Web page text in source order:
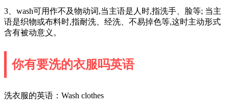
3、wash可用作不及物动词,当主语是人时,指洗手、脸等; 当主
语是织物或布料时,指耐洗、经洗、不易掉色等,这时主动形式
含有被动意义。
你有要洗的衣服吗英语
洗衣服的英语：Wash clothes